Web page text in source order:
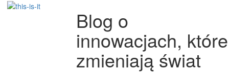
Blog o
innowacjach, które
zmieniają świat